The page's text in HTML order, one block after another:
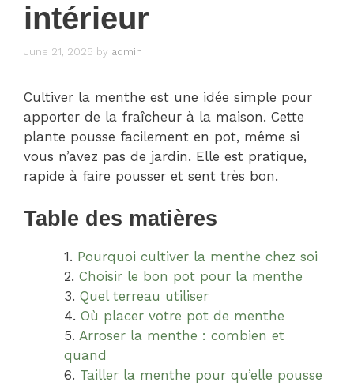
intérieur
June 21, 2025 by admin
Cultiver la menthe est une idée simple pour
apporter de la fraîcheur à la maison. Cette
plante pousse facilement en pot, même si
vous n’avez pas de jardin. Elle est pratique,
rapide à faire pousser et sent très bon.
Table des matières
Pourquoi cultiver la menthe chez soi
Choisir le bon pot pour la menthe
Quel terreau utiliser
Où placer votre pot de menthe
Arroser la menthe : combien et
quand
Tailler la menthe pour qu’elle pousse